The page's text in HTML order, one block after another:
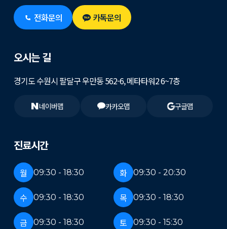
전화문의 카톡문의
진료시간
월 09:30 - 18:30 화 09:30 - 20:30
수 09:30 - 18:30 목 09:30 - 18:30
금 09:30 - 18:30 토 09:30 - 15:30
오시는 길
경기도 수원시 팔달구 우만동 562-6, 메타타워2 6~7층
네이버맵 카카오맵 구글맵